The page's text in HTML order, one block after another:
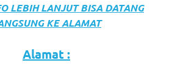
LEBIH LANJUT BISA DATANG
KE ALAMAT
Alamat :